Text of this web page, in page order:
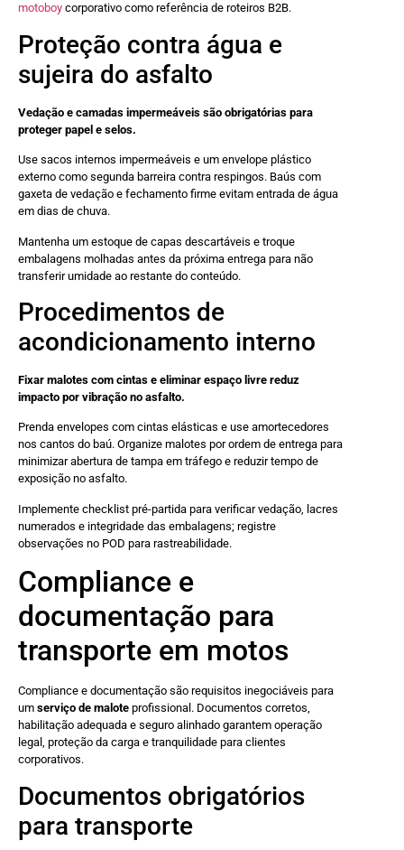
motoboy corporativo como referência de roteiros B2B.
Proteção contra água e
sujeira do asfalto
Vedação e camadas impermeáveis são obrigatórias para
proteger papel e selos.
Use sacos internos impermeáveis e um envelope plástico
externo como segunda barreira contra respingos. Baús com
gaxeta de vedação e fechamento firme evitam entrada de água
em dias de chuva.
Mantenha um estoque de capas descartáveis e troque
embalagens molhadas antes da próxima entrega para não
transferir umidade ao restante do conteúdo.
Procedimentos de
acondicionamento interno
Fixar malotes com cintas e eliminar espaço livre reduz
impacto por vibração no asfalto.
Prenda envelopes com cintas elásticas e use amortecedores
nos cantos do baú. Organize malotes por ordem de entrega para
minimizar abertura de tampa em tráfego e reduzir tempo de
exposição no asfalto.
Implemente checklist pré-partida para verificar vedação, lacres
numerados e integridade das embalagens; registre
observações no POD para rastreabilidade.
Compliance e
documentação para
transporte em motos
Compliance e documentação são requisitos inegociáveis para
um serviço de malote profissional. Documentos corretos,
habilitação adequada e seguro alinhado garantem operação
legal, proteção da carga e tranquilidade para clientes
corporativos.
Documentos obrigatórios
para transporte